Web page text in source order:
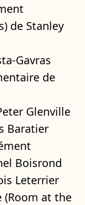
de Stanley
Gavras
de
Glenville
Baratier
Boisrond
Leterrier
(Room at the